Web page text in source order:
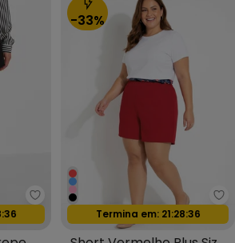
bonprix - Short Preto em
-33%
Oferta relâmpago
Termina em: 21:28:34